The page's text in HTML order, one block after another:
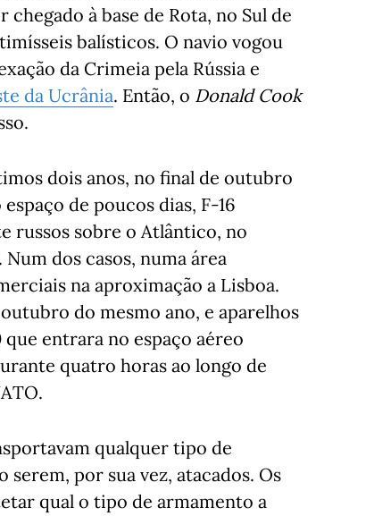
à base de Rota, no Sul de
balísticos. O navio vogou
da Crimeia pela Rússia e
da Ucrânia. Então, o Donald Cook
dois anos, no final de outubro
de poucos dias, F-16
russos sobre o Atlântico, no
dos casos, numa área
na aproximação a Lisboa.
do mesmo ano, e aparelhos
entrara no espaço aéreo
quatro horas ao longo de
qualquer tipo de
por sua vez, atacados. Os
qual o tipo de armamento a